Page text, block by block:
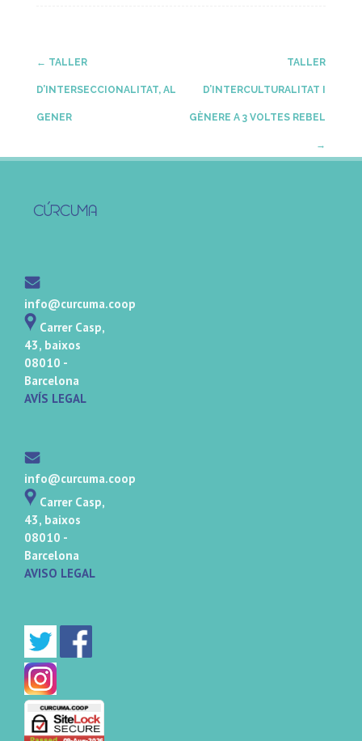
Post
navigation
← TALLER
D’INTERSECCIONALITAT, AL
GENER
TALLER
D’INTERCULTURALITAT I
GÈNERE A 3 VOLTES REBEL
→
info@curcuma.coop
Carrer Casp,
43, baixos
08010 -
Barcelona
AVÍS LEGAL
info@curcuma.coop
Carrer Casp,
43, baixos
08010 -
Barcelona
AVISO LEGAL